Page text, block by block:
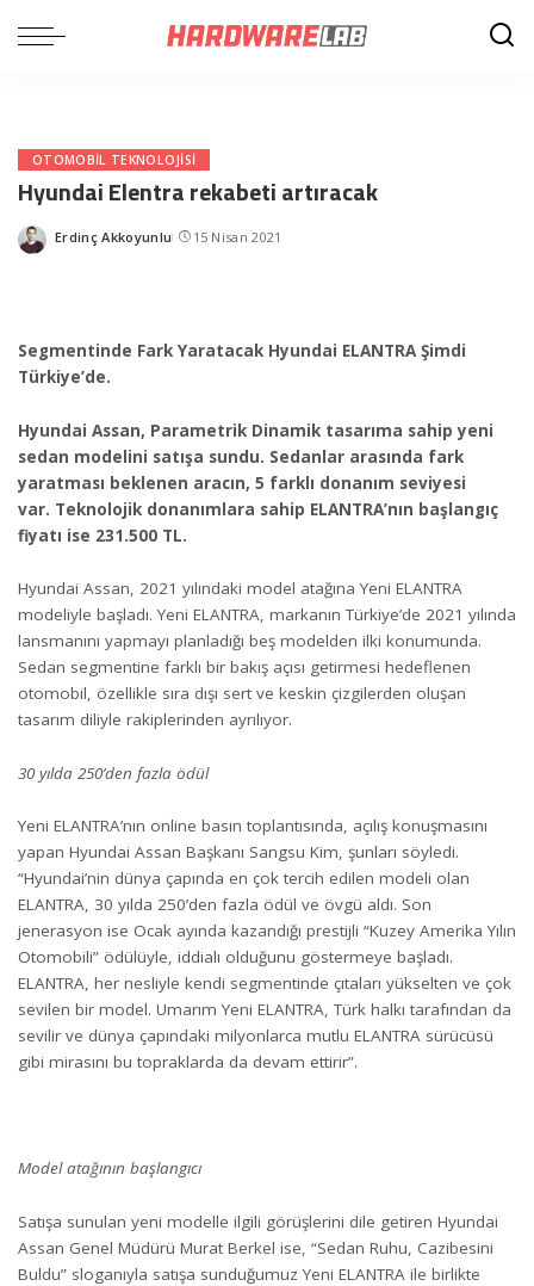
OTOMOBIL TEKNOLOJISI
Hyundai Elentra rekabeti artıracak
Posted
Erdinç Akkoyunlu 15 Nisan 2021
Segmentinde Fark Yaratacak Hyundai ELANTRA Şimdi
Türkiye’de.
Hyundai Assan, Parametrik Dinamik tasarıma sahip yeni
sedan modelini satışa sundu. Sedanlar arasında fark
yaratması beklenen aracın, 5 farklı donanım seviyesi
var. Teknolojik donanımlara sahip ELANTRA’nın başlangıç
fiyatı ise 231.500 TL.
Hyundai Assan, 2021 yılındaki model atağına Yeni ELANTRA
modeliyle başladı. Yeni ELANTRA, markanın Türkiye’de 2021 yılında
lansmanını yapmayı planladığı beş modelden ilki konumunda.
Sedan segmentine farklı bir bakış açısı getirmesi hedeflenen
otomobil, özellikle sıra dışı sert ve keskin çizgilerden oluşan
tasarım diliyle rakiplerinden ayrılıyor.
30 yılda 250’den fazla ödül
Yeni ELANTRA’nın online basın toplantısında, açılış konuşmasını
yapan Hyundai Assan Başkanı Sangsu Kim, şunları söyledi.
“Hyundai’nin dünya çapında en çok tercih edilen modeli olan
ELANTRA, 30 yılda 250’den fazla ödül ve övgü aldı. Son
jenerasyon ise Ocak ayında kazandığı prestijli “Kuzey Amerika Yılın
Otomobili” ödülüyle, iddialı olduğunu göstermeye başladı.
ELANTRA, her nesliyle kendi segmentinde çıtaları yükselten ve çok
sevilen bir model. Umarım Yeni ELANTRA, Türk halkı tarafından da
sevilir ve dünya çapındaki milyonlarca mutlu ELANTRA sürücüsü
gibi mirasını bu topraklarda da devam ettirir”.
Model atağının başlangıcı
Satışa sunulan yeni modelle ilgili görüşlerini dile getiren Hyundai
Assan Genel Müdürü Murat Berkel ise, “Sedan Ruhu, Cazibesini
Buldu” sloganıyla satışa sunduğumuz Yeni ELANTRA ile birlikte